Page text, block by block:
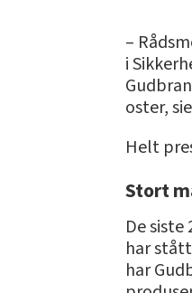
–
i
oster,
Helt
Stort
De
har
har